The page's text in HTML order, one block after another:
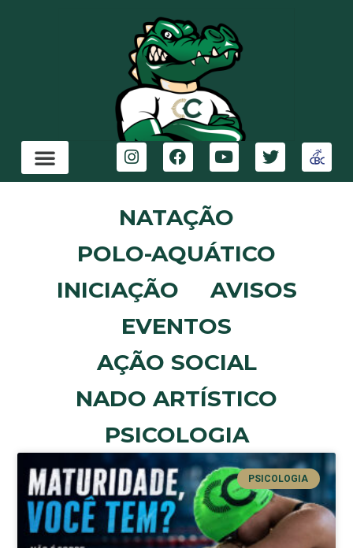
NATAÇÃO
POLO-AQUÁTICO
INICIAÇÃO
AVISOS
EVENTOS
AÇÃO SOCIAL
NADO ARTÍSTICO
PSICOLOGIA
PSICOLOGIA